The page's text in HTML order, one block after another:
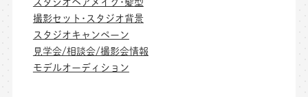
撮影セット･スタジオ背景
スタジオキャンペーン
見学会/相談会/撮影会情報
モデルオーディション